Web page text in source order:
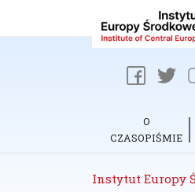
O
CZASOPIŚMIE
Instytut Europy